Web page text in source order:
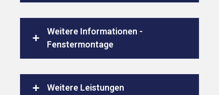
Weitere Informationen -
Fenstermontage
Weitere Leistungen